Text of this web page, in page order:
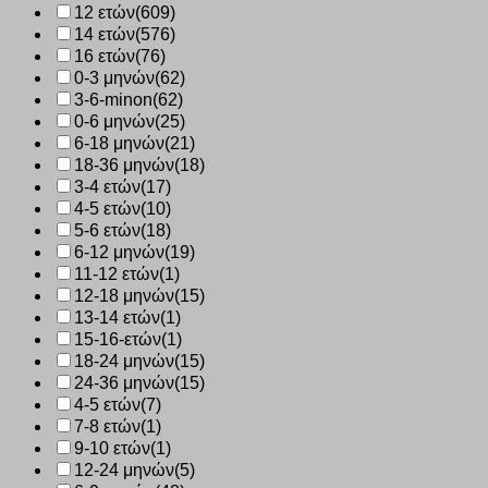
12 ετών(609)
14 ετών(576)
16 ετών(76)
0-3 μηνών(62)
3-6-minon(62)
0-6 μηνών(25)
6-18 μηνών(21)
18-36 μηνών(18)
3-4 ετών(17)
4-5 ετών(10)
5-6 ετών(18)
6-12 μηνών(19)
11-12 ετών(1)
12-18 μηνών(15)
13-14 ετών(1)
15-16-ετών(1)
18-24 μηνών(15)
24-36 μηνών(15)
4-5 ετών(7)
7-8 ετών(1)
9-10 ετών(1)
12-24 μηνών(5)